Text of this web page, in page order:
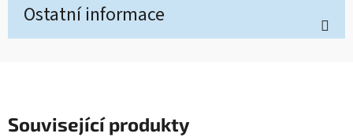
Ostatní informace
Související produkty